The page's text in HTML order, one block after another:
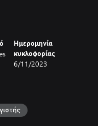
drive a vehicle
on the motifs of The
hard science-
Lem.
inevitably comes
fates to cross in a
Ημερομηνία
κυκλοφορίας
6/11/2023